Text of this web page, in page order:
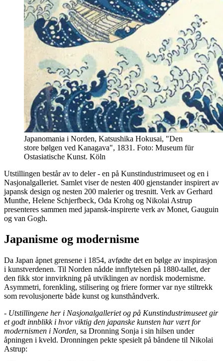
Japanomania i Norden, Katsushika Hokusai, "Den
store bølgen ved Kanagava", 1831. Foto: Museum für
Ostasiatische Kunst. Köln
Utstillingen består av to deler - en på Kunstindustrimuseet og en i
Nasjonalgalleriet. Samlet viser de nesten 400 gjenstander inspirert av
japansk design og nesten 200 malerier og tresnitt. Verk av Gerhard
Munthe, Helene Schjerfbeck, Oda Krohg og Nikolai Astrup
presenteres sammen med japansk-inspirerte verk av Monet, Gauguin
og van Gogh.
Japanisme og modernisme
Da Japan åpnet grensene i 1854, avfødte det en bølge av inspirasjon
i kunstverdenen. Til Norden nådde innflytelsen på 1880-tallet, der
den fikk stor innvirkning på utviklingen av nordisk modernisme.
Asymmetri, forenkling, stilisering og friere former var nye stiltrekk
som revolusjonerte både kunst og kunsthåndverk.
- Utstillingene her i Nasjonalgalleriet og på Kunstindustrimuseet gir
et godt innblikk i hvor viktig den japanske kunsten har vært for
modernismen i Norden, sa Dronning Sonja i sin hilsen under
åpningen i kveld. Dronningen pekte spesielt på båndene til Nikolai
Astrup: